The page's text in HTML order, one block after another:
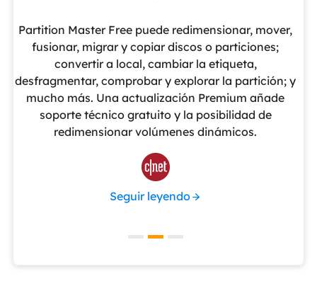
Partition Master Free puede redimensionar, mover,
fusionar, migrar y copiar discos o particiones;
convertir a local, cambiar la etiqueta,
desfragmentar, comprobar y explorar la partición; y
mucho más. Una actualización Premium añade
soporte técnico gratuito y la posibilidad de
redimensionar volúmenes dinámicos.

Seguir leyendo